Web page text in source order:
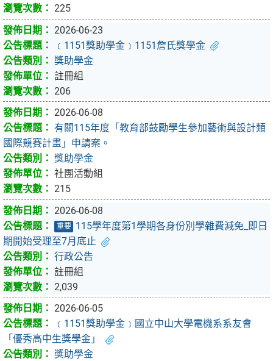
225
2026-06-23
﹝1151獎助學金﹞1151詹氏獎學金
獎助學金
註冊組
206
2026-06-08
有關115年度「教育部鼓勵學生參加藝術與設計類
國際競賽計畫」申請案。
獎助學金
社團活動組
215
2026-06-08
重要
115學年度第1學期各身份別學雜費減免_即日
期開始受理至7月底止
行政公告
註冊組
2,039
2026-06-05
﹝1151獎助學金﹞國立中山大學電機系系友會
「優秀高中生獎學金」
獎助學金